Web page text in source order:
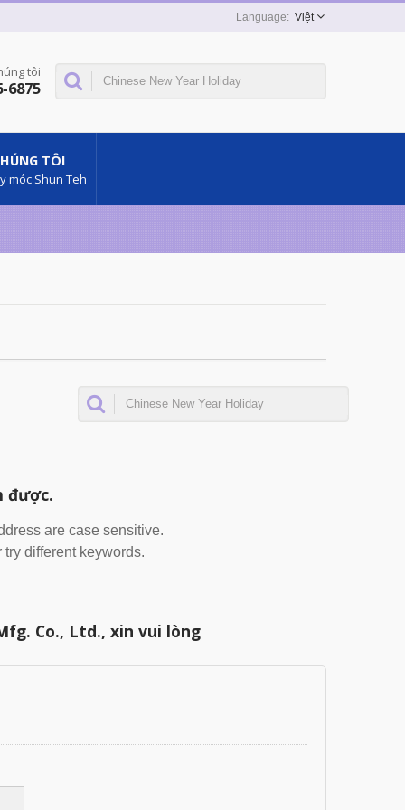
Việt
tôi
6875
TÔI
móc Shun Teh
được.
are case sensitive.
different keywords.
Co., Ltd., xin vui lòng